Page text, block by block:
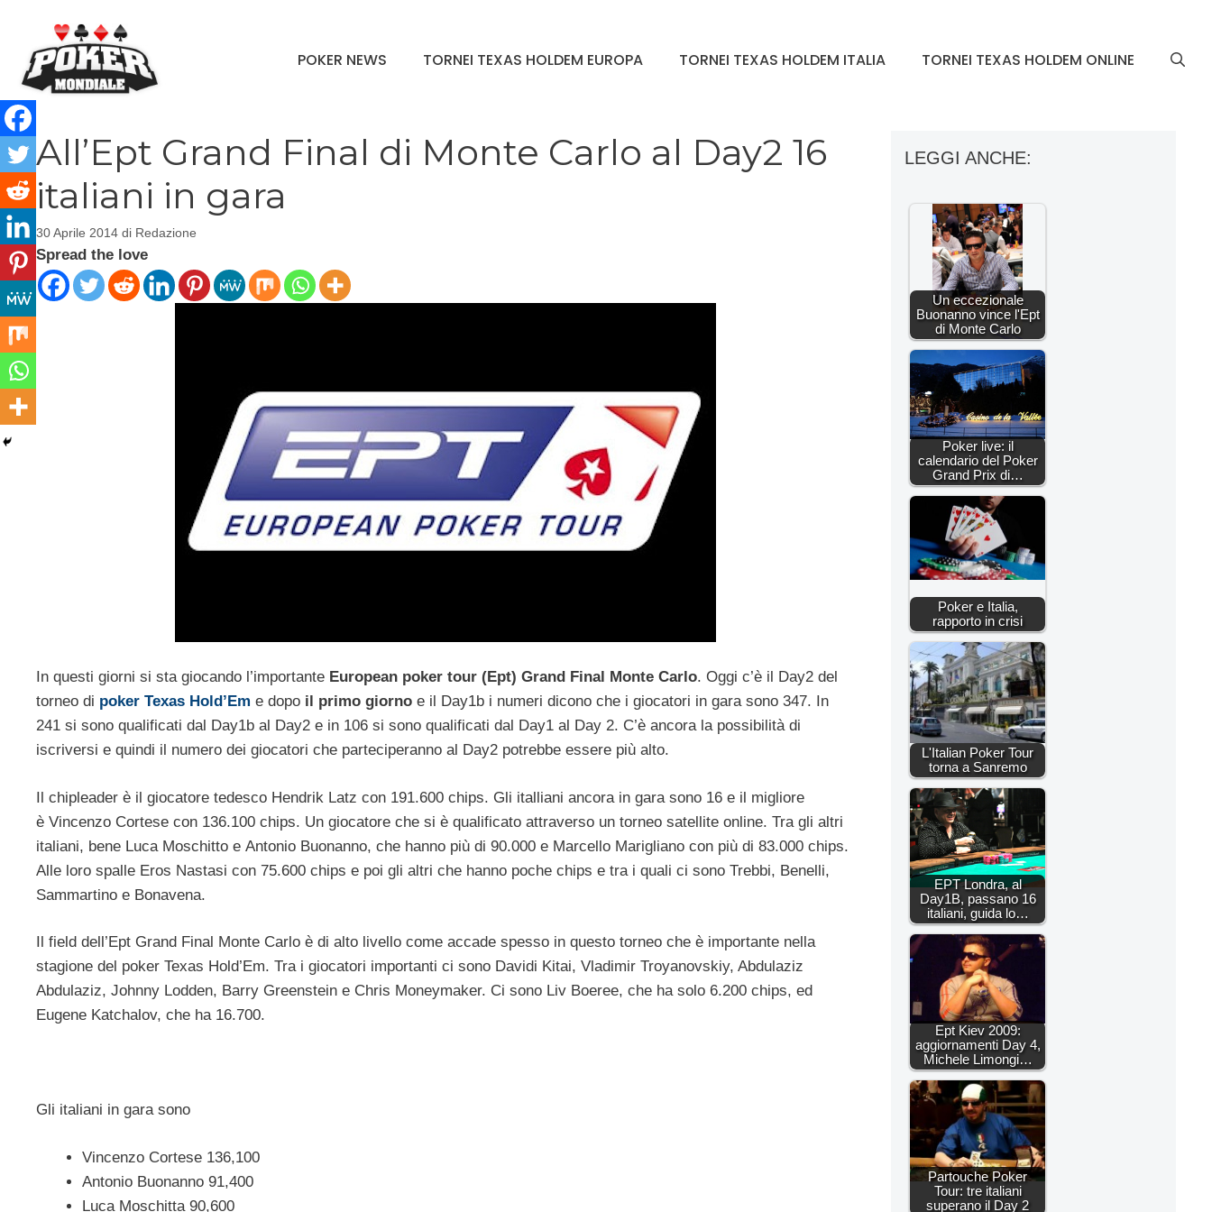
contenuto
POKER NEWS TORNEI TEXAS HOLDEM EUROPA TORNEI TEXAS HOLDEM ITALIA TORNEI TEXAS HOLDEM ONLINE
All’Ept Grand Final di Monte Carlo al Day2 16
italiani in gara
30 Aprile 2014 di Redazione
Spread the love
In questi giorni si sta giocando l’importante European poker tour (Ept) Grand Final Monte Carlo. Oggi c’è il Day2 del
torneo di poker Texas Hold’Em e dopo il primo giorno e il Day1b i numeri dicono che i giocatori in gara sono 347. In
241 si sono qualificati dal Day1b al Day2 e in 106 si sono qualificati dal Day1 al Day 2. C’è ancora la possibilità di
iscriversi e quindi il numero dei giocatori che parteciperanno al Day2 potrebbe essere più alto.
Il chipleader è il giocatore tedesco Hendrik Latz con 191.600 chips. Gli italliani ancora in gara sono 16 e il migliore
è Vincenzo Cortese con 136.100 chips. Un giocatore che si è qualificato attraverso un torneo satellite online. Tra gli altri
italiani, bene Luca Moschitto e Antonio Buonanno, che hanno più di 90.000 e Marcello Marigliano con più di 83.000 chips.
Alle loro spalle Eros Nastasi con 75.600 chips e poi gli altri che hanno poche chips e tra i quali ci sono Trebbi, Benelli,
Sammartino e Bonavena.
Il field dell’Ept Grand Final Monte Carlo è di alto livello come accade spesso in questo torneo che è importante nella
stagione del poker Texas Hold’Em. Tra i giocatori importanti ci sono Davidi Kitai, Vladimir Troyanovskiy, Abdulaziz
Abdulaziz, Johnny Lodden, Barry Greenstein e Chris Moneymaker. Ci sono Liv Boeree, che ha solo 6.200 chips, ed
Eugene Katchalov, che ha 16.700.
Gli italiani in gara sono
Vincenzo Cortese 136,100
Antonio Buonanno 91,400
Luca Moschitta 90,600
LEGGI ANCHE:
Un eccezionale
Buonanno vince l'Ept
di Monte Carlo
Poker live: il
calendario del Poker
Grand Prix di…
Poker e Italia,
rapporto in crisi
L'Italian Poker Tour
torna a Sanremo
EPT Londra, al
Day1B, passano 16
italiani, guida lo…
Ept Kiev 2009:
aggiornamenti Day 4,
Michele Limongi…
Partouche Poker
Tour: tre italiani
superano il Day 2